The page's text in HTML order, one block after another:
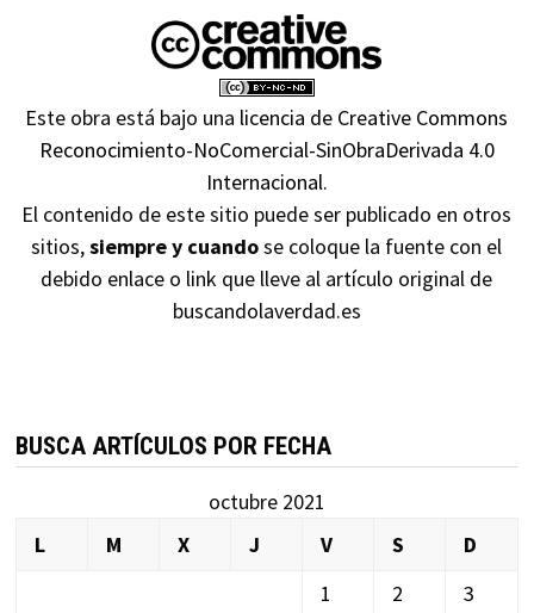
Este obra está bajo una licencia de Creative Commons
Reconocimiento-NoComercial-SinObraDerivada 4.0
Internacional.
El contenido de este sitio puede ser publicado en otros
sitios,siempre y cuandose coloque la fuente con el
debido enlace o link que lleve al artículo original de
buscandolaverdad.es
BUSCA ARTÍCULOS POR FECHA
octubre 2021
L
M X J V S
D
1
2
3